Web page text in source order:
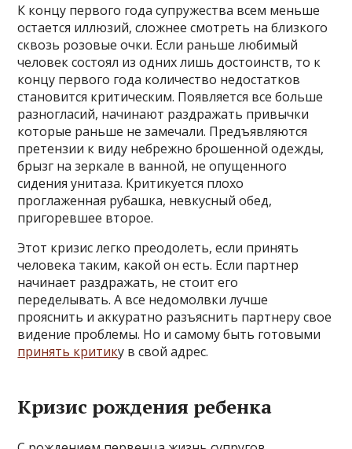
К концу первого года супружества всем меньше
остается иллюзий, сложнее смотреть на близкого
сквозь розовые очки. Если раньше любимый
человек состоял из одних лишь достоинств, то к
концу первого года количество недостатков
становится критическим. Появляется все больше
разногласий, начинают раздражать привычки
которые раньше не замечали. Предъявляются
претензии к виду небрежно брошенной одежды,
брызг на зеркале в ванной, не опущенного
сидения унитаза. Критикуется плохо
проглаженная рубашка, невкусный обед,
пригоревшее второе.
Этот кризис легко преодолеть, если принять
человека таким, какой он есть. Если партнер
начинает раздражать, не стоит его
переделывать. А все недомолвки лучше
прояснить и аккуратно разъяснить партнеру свое
видение проблемы. Но и самому быть готовыми
принять критику в свой адрес.
Кризис рождения ребенка